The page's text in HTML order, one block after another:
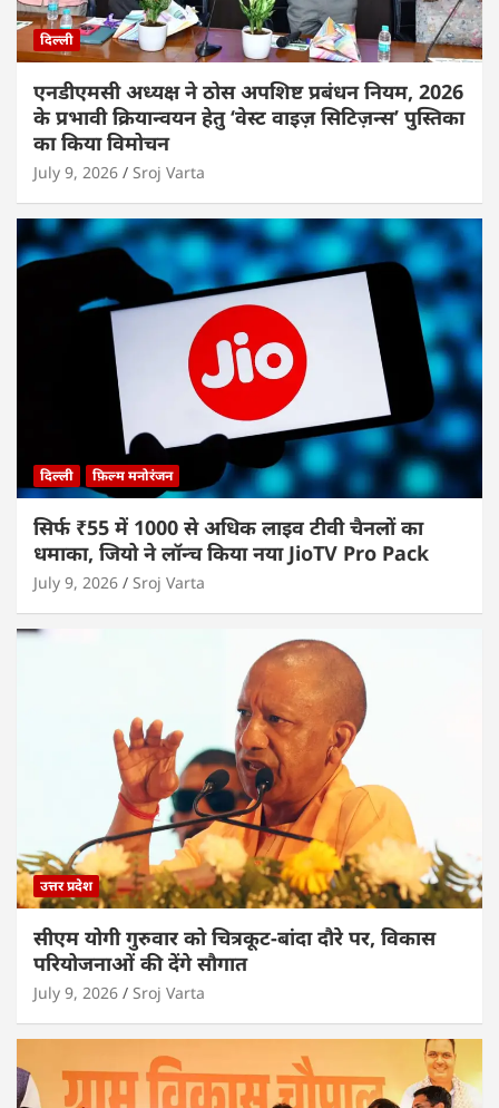
दिल्ली
एनडीएमसी अध्यक्ष ने ठोस अपशिष्ट प्रबंधन नियम, 2026
के प्रभावी क्रियान्वयन हेतु ‘वेस्ट वाइज़ सिटिज़न्स’ पुस्तिका
का किया विमोचन
July 9, 2026 Sroj Varta
दिल्ली फ़िल्म मनोरंजन
सिर्फ ₹55 में 1000 से अधिक लाइव टीवी चैनलों का
धमाका, जियो ने लॉन्च किया नया JioTV Pro Pack
July 9, 2026 Sroj Varta
उत्तर प्रदेश
सीएम योगी गुरुवार को चित्रकूट-बांदा दौरे पर, विकास
परियोजनाओं की देंगे सौगात
July 9, 2026 Sroj Varta